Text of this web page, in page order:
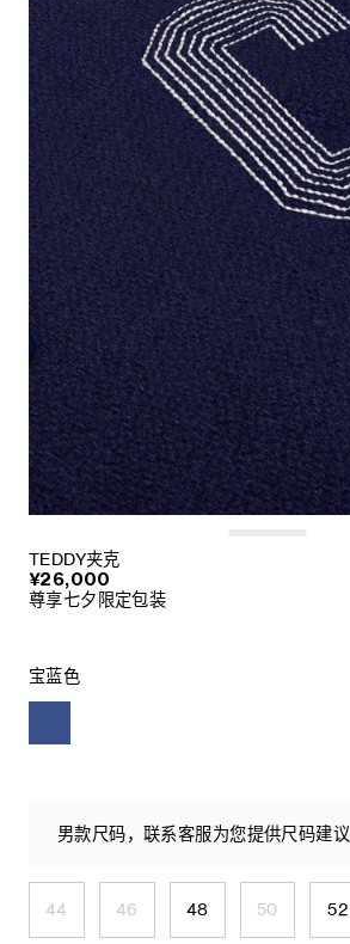
TEDDY夹克
¥26,000
尊享七夕限定包装
宝蓝色
男款尺码，联系客服为您提供尺码建议
44 46 48 50 52